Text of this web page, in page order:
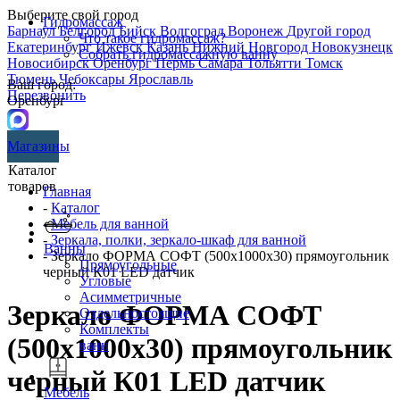
Выберите свой город
БарнаулБелгородБийск ВолгоградВоронеж Другой город
ЕкатеринбургИжевскКазаньНижний Новгород Новокузнецк
НовосибирскОренбургПермьСамараТольятти Томск
ТюменьЧебоксары Ярославль
Перезвонить
Гидромассаж
Что такое гидромассаж?
Собрать гидромассажную ванну
Ваш город:
Оренбург
Магазины
Каталог
товаров
Ванны
Прямоугольные
Угловые
Асимметричные
Отдельностоящие
Комплекты
ванн
Мебель
Главная
- Каталог
-Мебель для ванной
- Зеркала, полки, зеркало-шкаф для ванной
- Зеркало ФОРМА СОФТ (500х1000х30) прямоугольник
черный К01 LED датчик
Зеркало ФОРМА СОФТ
(500х1000х30) прямоугольник
черный К01 LED датчик